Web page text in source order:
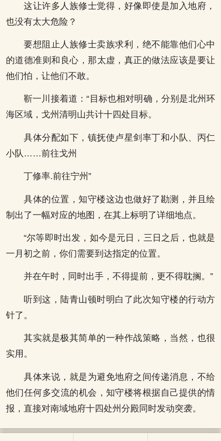
这让许多人族修士觉得，好像即使是加入地府，
也没有太大危险？
要想阻止人族修士卖族求利，绝不能靠他们心中
的道德准则和良心，那太虚，真正的做法应该是要让
他们怕，让他们不敢。
靳一川接着道：“目标也相对明确，分别是北州环
海区域，戈州清明山共计十四处目标。
具体分配如下，镇抚使卢星剑率丁和小队、丙仁
小队……前往戈州
丁修率.前往宁州”
具体的位置，知守楼这边也做好了勘测，并且绘
制出了一幅对应的地图，在其上标明了详细地点。
“尔等即时出发，如今是元日，三日之后，也就是
一月初之前，你们需要到达指定的位置。
并在午时，同时出手，不得提前，更不得耽搁。”
听到这，陆青山顿时明白了此次知守楼的行动方
针了。
其实就是极其简单的一种作战策略，当然，也很
实用。
具体来说，就是为避免地府之间传递消息，不给
他们任何多交流的机会，知守楼将根据自己提供的情
报，直接对南域地府十四处州分殿同时发动突袭。